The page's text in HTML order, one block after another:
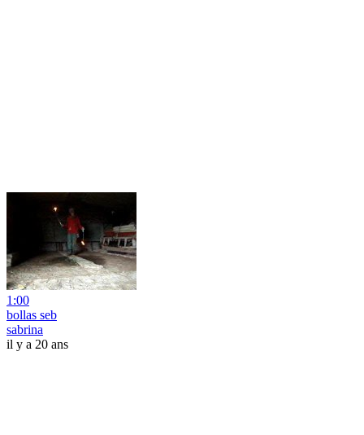
1:00
bollas seb
sabrina
il y a 20 ans